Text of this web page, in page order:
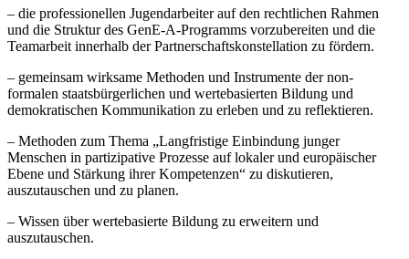
– die professionellen Jugendarbeiter auf den rechtlichen Rahmen
und die Struktur des GenE-A-Programms vorzubereiten und die
Teamarbeit innerhalb der Partnerschaftskonstellation zu fördern.
– gemeinsam wirksame Methoden und Instrumente der non-
formalen staatsbürgerlichen und wertebasierten Bildung und
demokratischen Kommunikation zu erleben und zu reflektieren.
– Methoden zum Thema „Langfristige Einbindung junger
Menschen in partizipative Prozesse auf lokaler und europäischer
Ebene und Stärkung ihrer Kompetenzen“ zu diskutieren,
auszutauschen und zu planen.
– Wissen über wertebasierte Bildung zu erweitern und
auszutauschen.